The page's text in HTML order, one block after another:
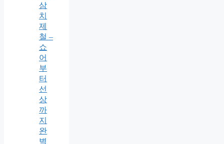
삼
치
제
철 –
쇼
어
부
터
선
상
까
지
완
벽